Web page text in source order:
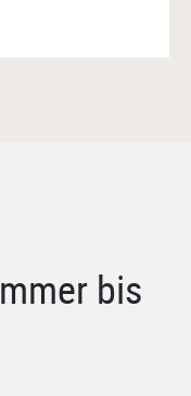
bis